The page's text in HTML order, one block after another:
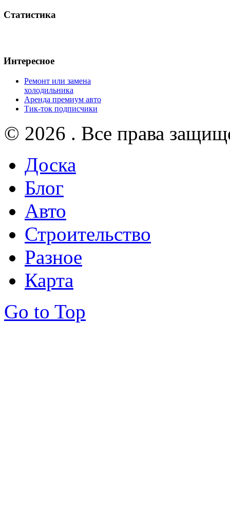
Статистика
Интересное
Ремонт или замена
холодильника
Аренда премиум авто
Тик-ток подписчики
© 2026 . Все права
Доска
Блог
Авто
Строительство
Разное
Карта
Go to Top